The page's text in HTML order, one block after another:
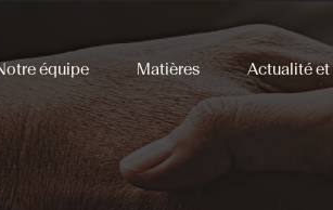
équipe Matières Actualité